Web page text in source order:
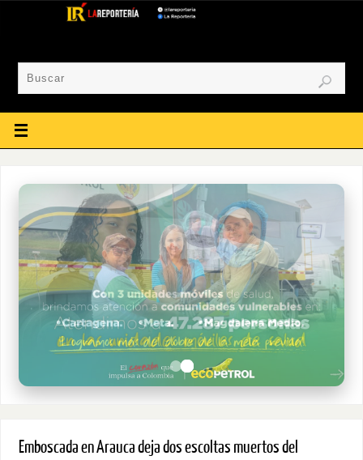
Emboscada en Arauca deja dos escoltas muertos del